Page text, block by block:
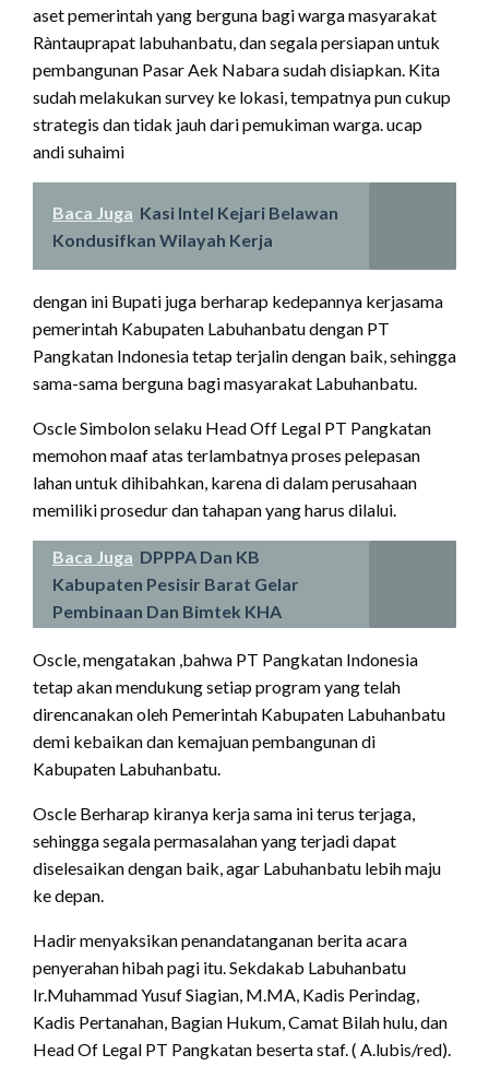
aset pemerintah yang berguna bagi warga masyarakat
Ràntauprapat labuhanbatu, dan segala persiapan untuk
pembangunan Pasar Aek Nabara sudah disiapkan. Kita
sudah melakukan survey ke lokasi, tempatnya pun cukup
strategis dan tidak jauh dari pemukiman warga. ucap
andi suhaimi
Baca Juga Kasi Intel Kejari Belawan
Kondusifkan Wilayah Kerja
dengan ini Bupati juga berharap kedepannya kerjasama
pemerintah Kabupaten Labuhanbatu dengan PT
Pangkatan Indonesia tetap terjalin dengan baik, sehingga
sama-sama berguna bagi masyarakat Labuhanbatu.
Oscle Simbolon selaku Head Off Legal PT Pangkatan
memohon maaf atas terlambatnya proses pelepasan
lahan untuk dihibahkan, karena di dalam perusahaan
memiliki prosedur dan tahapan yang harus dilalui.
Baca Juga DPPPA Dan KB
Kabupaten Pesisir Barat Gelar
Pembinaan Dan Bimtek KHA
Oscle, mengatakan ,bahwa PT Pangkatan Indonesia
tetap akan mendukung setiap program yang telah
direncanakan oleh Pemerintah Kabupaten Labuhanbatu
demi kebaikan dan kemajuan pembangunan di
Kabupaten Labuhanbatu.
Oscle Berharap kiranya kerja sama ini terus terjaga,
sehingga segala permasalahan yang terjadi dapat
diselesaikan dengan baik, agar Labuhanbatu lebih maju
ke depan.
Hadir menyaksikan penandatanganan berita acara
penyerahan hibah pagi itu. Sekdakab Labuhanbatu
Ir.Muhammad Yusuf Siagian, M.MA, Kadis Perindag,
Kadis Pertanahan, Bagian Hukum, Camat Bilah hulu, dan
Head Of Legal PT Pangkatan beserta staf. ( A.lubis/red).